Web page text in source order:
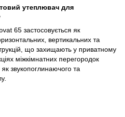
утеплювач для
65 застосовується як
вертикальних та
що захищають у приватному
міжкімнатних перегородок
звукопоглинаючого та